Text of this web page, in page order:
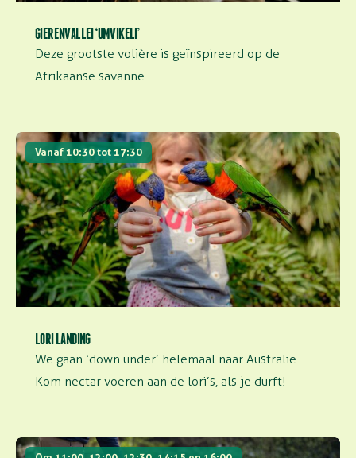
GIERENVALLEI ‘UMVIKELI’
Deze grootste volière is geïnspireerd op de
Afrikaanse savanne
Vanaf 10:30 tot 17:30
LORI LANDING
We gaan ‘down under’ helemaal naar Australië.
Kom nectar voeren aan de lori’s, als je durft!
Lori landing
Voederpraatjes